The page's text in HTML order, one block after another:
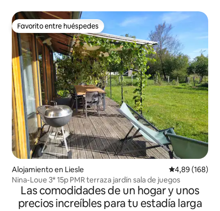
Favorito entre huéspedes
Favorito entre huéspedes
Alojamiento en Liesle Calificación
4,89 (168)
Nina-Loue 3* 15p PMR terraza jardín sala de juegos
Las comodidades de un hogar y unos
precios increíbles para tu estadía larga